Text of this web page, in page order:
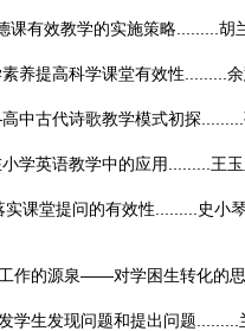
课有效教学的实施策略......... 胡
养提高科学课堂有效性.........
中古代诗歌教学模式初探.........
学英语教学中的应用......... 王
课堂提问的有效性......... 史小琴
作的源泉——对学困生转化的思
学生发现问题和提出问题.........